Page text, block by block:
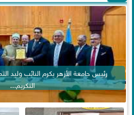
رئيس جامعة الأزهر يكرم النائب وليد
التكريم...